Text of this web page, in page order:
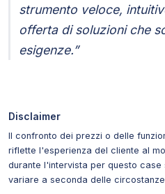
strumento veloce,
offerta di soluzioni che
esigenze.”
Disclaimer
Il confronto dei prezzi o delle
riflette l'esperienza del cliente al
durante l'intervista per questo
variare a seconda delle